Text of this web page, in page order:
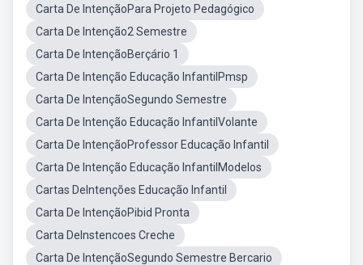
Carta De IntençãoPara Projeto Pedagógico
Carta De Intenção2 Semestre
Carta De IntençãoBerçário 1
Carta De Intenção Educação InfantilPmsp
Carta De IntençãoSegundo Semestre
Carta De Intenção Educação InfantilVolante
Carta De IntençãoProfessor Educação Infantil
Carta De Intenção Educação InfantilModelos
Cartas DeIntenções Educação Infantil
Carta De IntençãoPibid Pronta
Carta DeInstencoes Creche
Carta De IntençãoSegundo Semestre Bercario